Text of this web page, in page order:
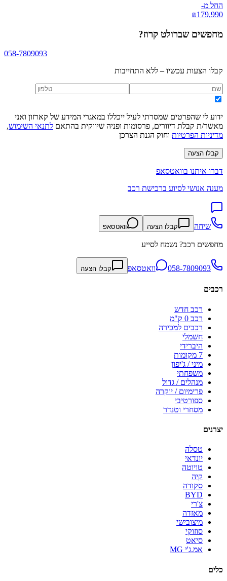
החל מ-
₪179,990
מחפשיםשברולט קרוז?
058-7809093
קבלו הצעות עכשיו – ללא התחייבות
ידוע לי שהפרטים שמסרתי לעיל ייכללו במאגרי המידע של קארזון ואני
מאשר/ת קבלת דיוורים, פרסומות ופניה שיווקית בהתאם לתנאי השימוש,
מדיניות הפרטיות וחוק הגנת הצרכן
קבלו הצעה
דברו איתנו בוואטסאפ
מענה אנושי לסיוע ברכישת רכב
שיחה קבלו הצעה וואטסאפ
מחפשים רכב? נשמח לסייע
058-7809093 וואטסאפ קבלו הצעה
רכבים
רכב חדש
רכב 0 ק"מ
רכבים למכירה
חשמלי
היברידי
7 מקומות
מיני / ג'יפון
משפחתי
מנהלים / גדול
פרימיום / יוקרה
ספורטיבי
מסחרי וטנדר
יצרנים
טסלה
יונדאי
טויוטה
קיה
סקודה
BYD
צ'רי
מאזדה
מיצובישי
סוזוקי
סיאט
אמ.ג'י MG
כלים